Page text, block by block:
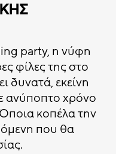
party, η νύφη
φίλες της στο
δυνατά, εκείνη
ανύποπτο χρόνο
κοπέλα την
που θα